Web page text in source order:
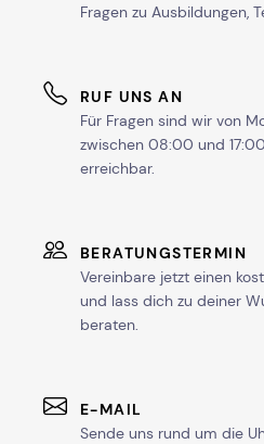
Fragen zu Ausbildungen,
RUF UNS AN
Für Fragen sind wir von
zwischen 08:00 und
erreichbar.
BERATUNGSTERMIN
Vereinbare jetzt einen
und lass dich zu deiner
beraten.
E-MAIL
Sende uns rund um die